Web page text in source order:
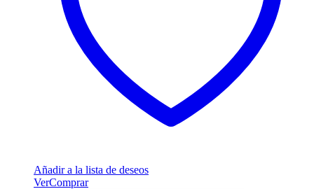
Añadir a la lista de deseos
VerComprar